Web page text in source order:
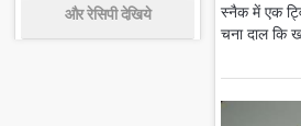
और रेसिपी देखिये
स्नैक में एक
चना दाल कि